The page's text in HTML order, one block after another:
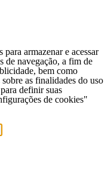
armazenar e acessar
de navegação, a fim de
bem como
as finalidades do uso
definir suas
de cookies"